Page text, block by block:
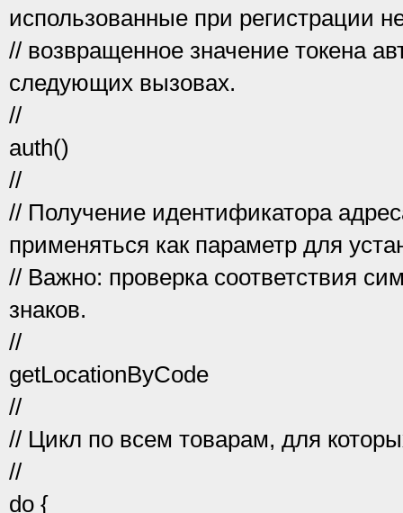
использованные при регистрации
// возвращенное значение токена
следующих вызовах.
//
auth()
//
// Получение идентификатора
применяться как параметр для
// Важно: проверка соответствия
знаков.
//
getLocationByCode
//
// Цикл по всем товарам, для
//
do {